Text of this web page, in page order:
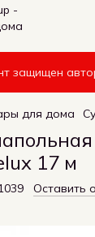
защищен
для дома
17 м
Оставить